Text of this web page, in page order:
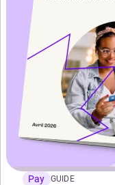
Pay GUIDE